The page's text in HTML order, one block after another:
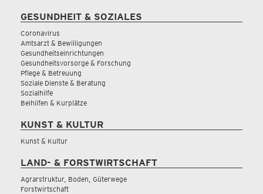
GESUNDHEIT & SOZIALES
Coronavirus
Amtsarzt & Bewilligungen
Gesundheitseinrichtungen
Gesundheitsvorsorge & Forschung
Pflege & Betreuung
Soziale Dienste & Beratung
Sozialhilfe
Beihilfen & Kurplätze
KUNST & KULTUR
Kunst & Kultur
LAND- & FORSTWIRTSCHAFT
Agrarstruktur, Boden, Güterwege
Forstwirtschaft